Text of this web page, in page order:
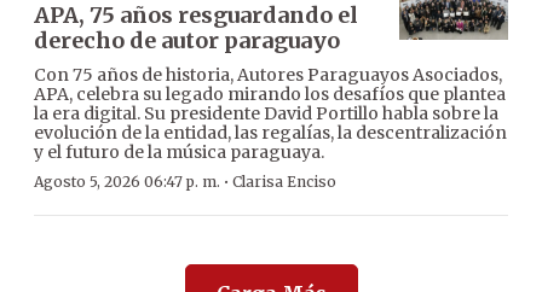
APA, 75 años resguardando el
derecho de autor paraguayo
Con 75 años de historia, Autores Paraguayos Asociados,
APA, celebra su legado mirando los desafíos que plantea
la era digital. Su presidente David Portillo habla sobre la
evolución de la entidad, las regalías, la descentralización
y el futuro de la música paraguaya.
Agosto 5, 2026 06:47 p. m. · Clarisa Enciso